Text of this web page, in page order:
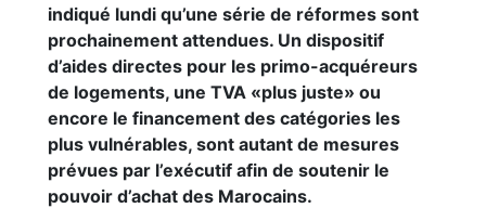
indiqué lundi qu’une série de réformes sont
prochainement attendues. Un dispositif
d’aides directes pour les primo-acquéreurs
de logements, une TVA «plus juste» ou
encore le financement des catégories les
plus vulnérables, sont autant de mesures
prévues par l’exécutif afin de soutenir le
pouvoir d’achat des Marocains.